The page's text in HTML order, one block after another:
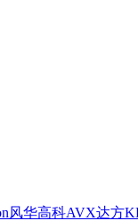
风华高科AVX达方